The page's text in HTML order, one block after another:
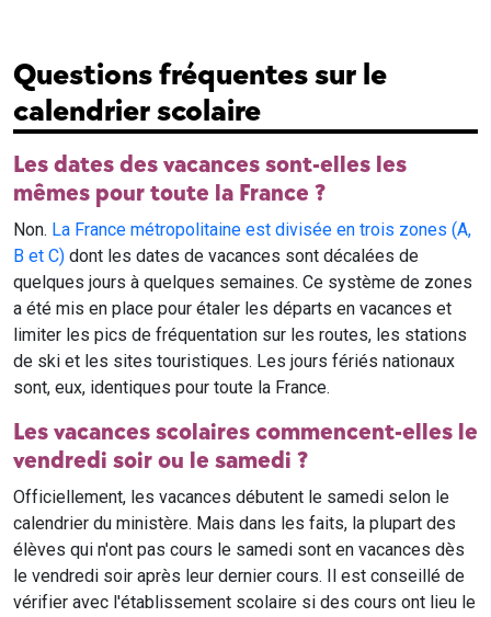
Questions fréquentes sur le
calendrier scolaire
Les dates des vacances sont-elles les
mêmes pour toute la France ?
Non. La France métropolitaine est divisée en trois zones (A,
B et C) dont les dates de vacances sont décalées de
quelques jours à quelques semaines. Ce système de zones
a été mis en place pour étaler les départs en vacances et
limiter les pics de fréquentation sur les routes, les stations
de ski et les sites touristiques. Les jours fériés nationaux
sont, eux, identiques pour toute la France.
Les vacances scolaires commencent-elles le
vendredi soir ou le samedi ?
Officiellement, les vacances débutent le samedi selon le
calendrier du ministère. Mais dans les faits, la plupart des
élèves qui n'ont pas cours le samedi sont en vacances dès
le vendredi soir après leur dernier cours. Il est conseillé de
vérifier avec l'établissement scolaire si des cours ont lieu le